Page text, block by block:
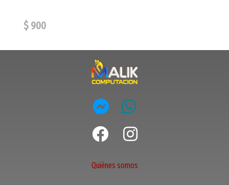
$ 900
Quiénes somos